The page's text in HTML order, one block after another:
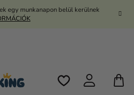
egy munkanapon belül kerülnek